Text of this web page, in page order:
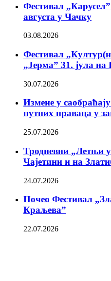
Фестивал
августа у Чачку
03.08.2026
Фестивал
„Јерма” 31. јула на
30.07.2026
Измене у
путних праваца у
25.07.2026
Тродневни „Летњи
Чајетини и на
24.07.2026
Почео Фестивал
Краљева”
22.07.2026